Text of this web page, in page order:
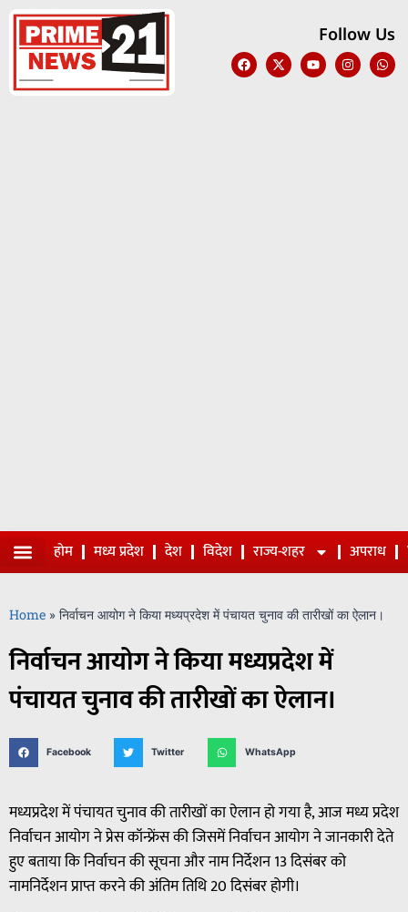
Follow Us
होम मध्य प्रदेश देश विदेश राज्य-शहर अपराध
Home » निर्वाचन आयोग ने किया मध्यप्रदेश में पंचायत चुनाव की तारीखों का ऐलान।
निर्वाचन आयोग ने किया मध्यप्रदेश में
पंचायत चुनाव की तारीखों का ऐलान।
Facebook Twitter WhatsApp
मध्यप्रदेश में पंचायत चुनाव की तारीखों का ऐलान हो गया है, आज मध्य प्रदेश
निर्वाचन आयोग ने प्रेस कॉन्फ्रेंस की जिसमें निर्वाचन आयोग ने जानकारी देते
हुए बताया कि निर्वाचन की सूचना और नाम निर्देशन 13 दिसंबर को
नामनिर्देशन प्राप्त करने की अंतिम तिथि 20 दिसंबर होगी।